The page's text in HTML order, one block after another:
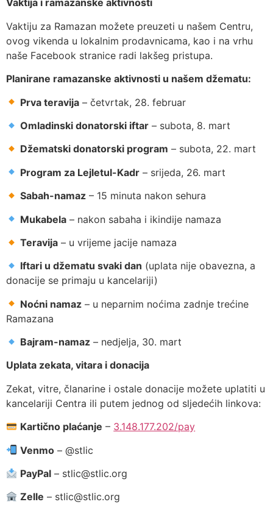
Vaktija i ramazanske aktivnosti
Vaktiju za Ramazan možete preuzeti u našem Centru,
ovog vikenda u lokalnim prodavnicama, kao i na vrhu
naše Facebook stranice radi lakšeg pristupa.
Planirane ramazanske aktivnosti u našem džematu:
Prva teravija – četvrtak, 28. februar
Omladinski donatorski iftar – subota, 8. mart
Džematski donatorski program – subota, 22. mart
Program za Lejletul-Kadr – srijeda, 26. mart
Sabah-namaz – 15 minuta nakon sehura
Mukabela – nakon sabaha i ikindije namaza
Teravija – u vrijeme jacije namaza
Iftari u džematu svaki dan (uplata nije obavezna, a
donacije se primaju u kancelariji)
Noćni namaz – u neparnim noćima zadnje trećine
Ramazana
Bajram-namaz – nedjelja, 30. mart
Uplata zekata, vitara i donacija
Zekat, vitre, članarine i ostale donacije možete uplatiti u
kancelariji Centra ili putem jednog od sljedećih linkova:
Kartično plaćanje – 3.148.177.202/pay
Venmo – @stlic
PayPal – stlic@stlic.org
Zelle – stlic@stlic.org